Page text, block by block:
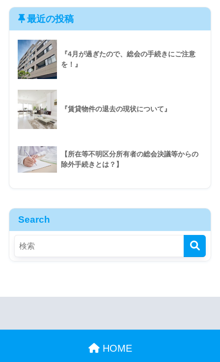
最近の投稿
『4月が過ぎたので、総会の手続きにご注意
を！』
『賃貸物件の退去の現状について』
【所在等不明区分所有者の総会決議等からの
除外手続きとは？】
Search
HOME